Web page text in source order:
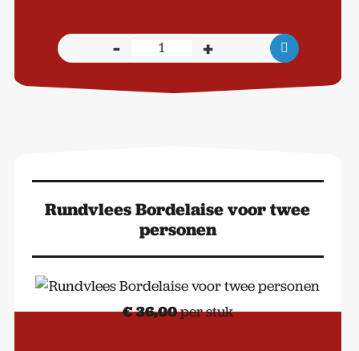
-
Procureur
Zuiderzee
varken
voor
twee
personen
aantal
+
Rundvlees Bordelaise voor twee
personen
€ 36,00per stuk